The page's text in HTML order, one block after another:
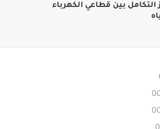
التكامل بين قطاعي الكهرباء